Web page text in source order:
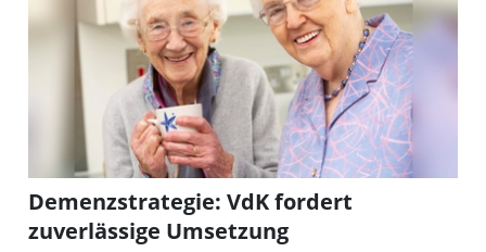
Demenzstrategie: VdK fordert
zuverlässige Umsetzung